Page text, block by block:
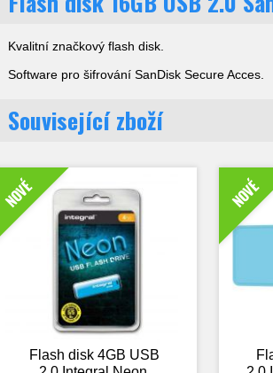
Kvalitní značkový flash disk.
Software pro šifrování SanDisk Secure Acces.
Související zboží
NOVÉ
Flash disk 4GB USB
NOVÉ